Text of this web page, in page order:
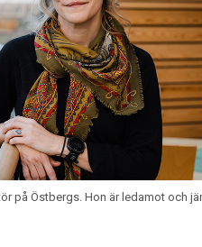
på Östbergs. Hon är ledamot och